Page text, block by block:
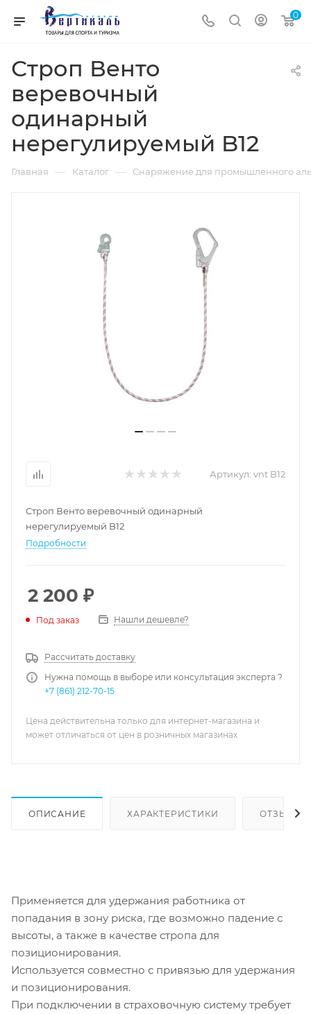
0
Строп Венто
веревочный
одинарный
нерегулируемый B12
Главная — Каталог — Снаряжение для промышленного
Артикул: vnt B12
Строп Венто веревочный одинарный
нерегулируемый B12
Подробности
2 200 ₽
Под заказ Нашли дешевле?
Рассчитать доставку
Нужна помощь в выборе или консультация эксперта ?
+7 (861) 212-70-15
Цена действительна только для интернет-магазина и
может отличаться от цен в розничных магазинах
ОПИСАНИЕ ХАРАКТЕРИСТИКИ ОТЗЫВЫ
Применяется для удержания работника от
попадания в зону риска, где возможно падение с
высоты, а также в качестве стропа для
позиционирования.
Используется совместно с привязью для удержания
и позиционирования.
При подключении в страховочную систему требует